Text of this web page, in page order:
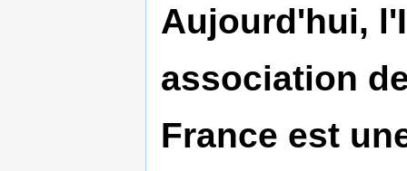
Aujourd'hui,
association
France est